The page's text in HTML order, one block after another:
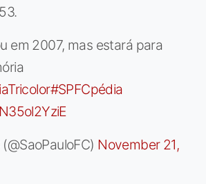
em 2007, mas estará para
#SPFCpédia
November 21,